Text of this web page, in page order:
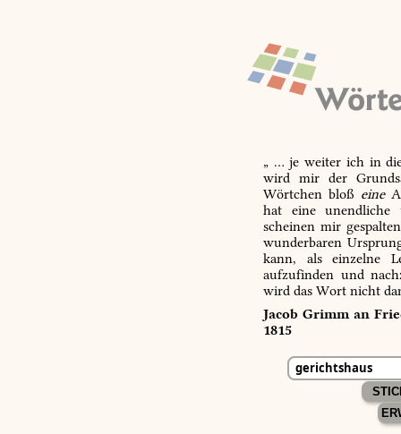
„ … je weiter ich in
wird mir der
Wörtchen bloß eine
hat eine unendliche
scheinen mir
wunderbaren
kann, als einzelne
aufzufinden und
wird das Wort nicht
Jacob Grimm an
1815